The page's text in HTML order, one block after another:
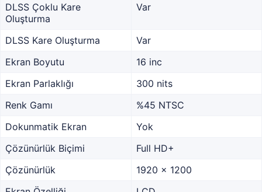
DLSS Çoklu Kare
Oluşturma
Var
DLSS Kare Oluşturma
Var
Ekran Boyutu
16 inc
Ekran Parlaklığı
300 nits
Renk Gamı
%45 NTSC
Dokunmatik Ekran
Yok
Çözünürlük Biçimi
Full HD+
Çözünürlük
1920 x 1200